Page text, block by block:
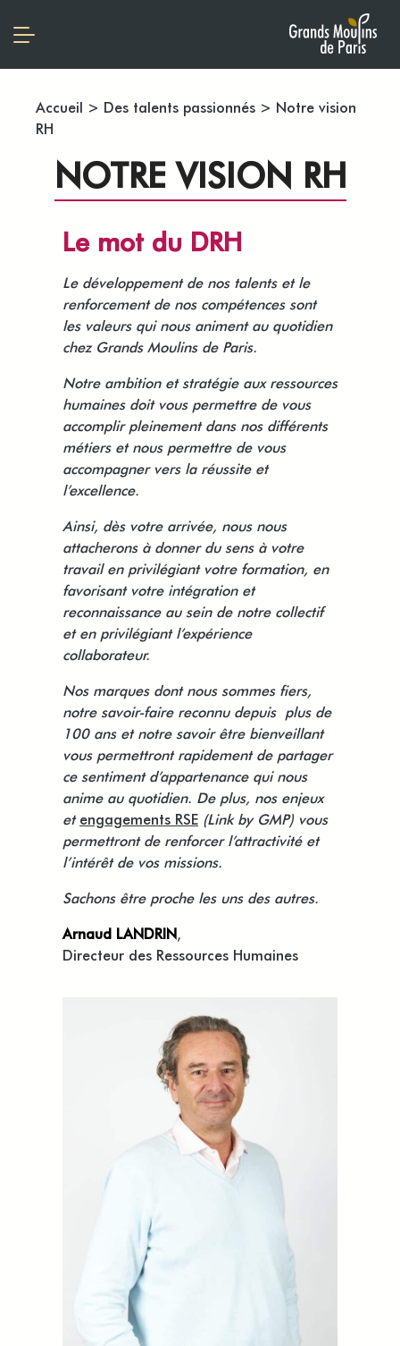
Accueil > Des talents passionnés > Notre vision
RH
NOTRE VISION RH
Le mot du DRH
Le développement de nos talents et le
renforcement de nos compétences sont
les valeurs qui nous animent au quotidien
chez Grands Moulins de Paris.
Notre ambition et stratégie aux ressources
humaines doit vous permettre de vous
accomplir pleinement dans nos différents
métiers et nous permettre de vous
accompagner vers la réussite et
l’excellence.
Ainsi, dès votre arrivée, nous nous
attacherons à donner du sens à votre
travail en privilégiant votre formation, en
favorisant votre intégration et
reconnaissance au sein de notre collectif
et en privilégiant l’expérience
collaborateur.
Nos marques dont nous sommes fiers,
notre savoir-faire reconnu depuis plus de
100 ans et notre savoir être bienveillant
vous permettront rapidement de partager
ce sentiment d’appartenance qui nous
anime au quotidien. De plus, nos enjeux
etengagements RSE (Link by GMP) vous
permettront de renforcer l’attractivité et
l’intérêt de vos missions.
Sachons être proche les uns des autres.
Arnaud LANDRIN,
Directeur des Ressources Humaines